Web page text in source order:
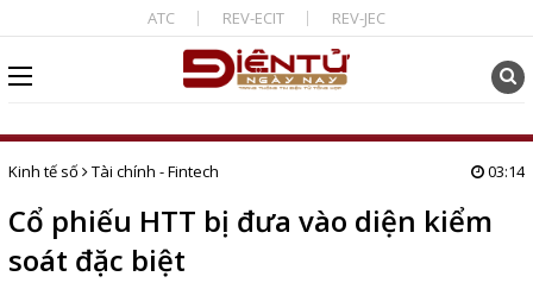
ATC REV-ECIT REV-JEC
Kinh tế số Tài chính - Fintech 03:14
Cổ phiếu HTT bị đưa vào diện kiểm
soát đặc biệt